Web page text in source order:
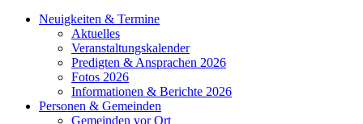
Neuigkeiten & Termine
Aktuelles
Veranstaltungskalender
Predigten & Ansprachen 2026
Fotos 2026
Informationen & Berichte 2026
Personen & Gemeinden
Gemeinden vor Ort